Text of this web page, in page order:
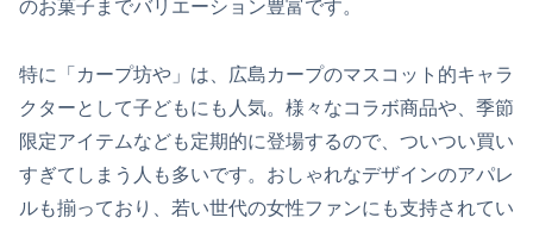
のお菓子までバリエーション豊富です。
特に「カープ坊や」は、広島カープのマスコット的キャラ
クターとして子どもにも人気。様々なコラボ商品や、季節
限定アイテムなども定期的に登場するので、ついつい買い
すぎてしまう人も多いです。おしゃれなデザインのアパレ
ルも揃っており、若い世代の女性ファンにも支持されてい